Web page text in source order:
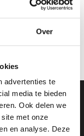
Over
advertenties te
media te bieden
Ook delen we
met onze
en analyse. Deze
ONZE